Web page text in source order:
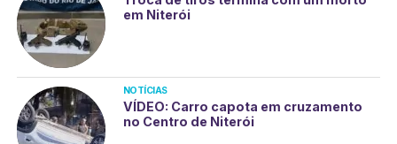
em Niterói
NOTÍCIAS
VÍDEO: Carro capota em cruzamento
no Centro de Niterói